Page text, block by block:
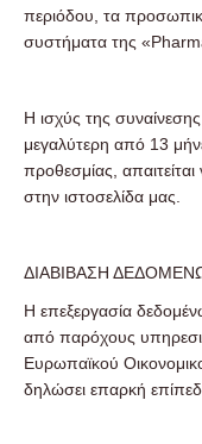
περιόδου, τα
συστήματα της
Η ισχύς της
μεγαλύτερη από 13
προθεσμίας,
στην ιστοσελίδα μας.
ΔΙΑΒΙΒΑΣΗ
Η επεξεργασία
από παρόχους
Ευρωπαϊκού
δηλώσει επαρκή